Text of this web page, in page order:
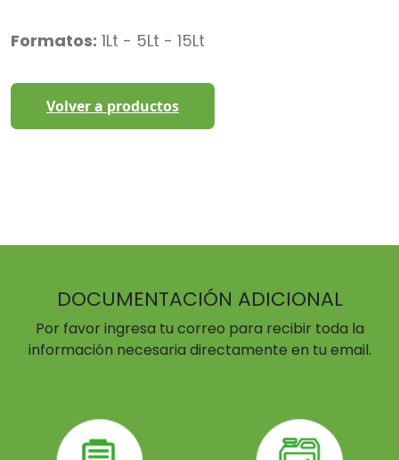
Formatos: 1Lt - 5Lt - 15Lt
Volver a productos
DOCUMENTACIÓN ADICIONAL
Por favor ingresa tu correo para recibir toda la
información necesaria directamente en tu email.